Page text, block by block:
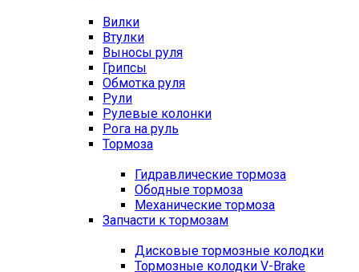
Вилки
Втулки
Выносы руля
Грипсы
Обмотка руля
Рули
Рулевые колонки
Рога на руль
Тормоза
Гидравлические тормоза
Ободные тормоза
Механические тормоза
Запчасти к тормозам
Дисковые тормозные колодки
Тормозные колодки V-Brake